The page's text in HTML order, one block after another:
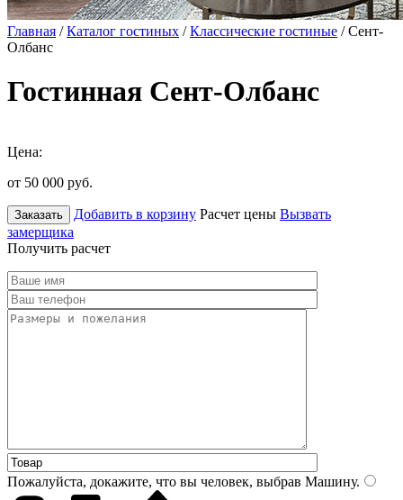
Главная /Каталог гостиных /Классические гостиные / Сент-
Олбанс
Гостинная Сент-Олбанс
Цена:
от 50 000 руб.
Заказать Добавить в корзину Расчет цены Вызвать
замерщика
Получить расчет
Пожалуйста, докажите, что вы человек, выбрав Машину.